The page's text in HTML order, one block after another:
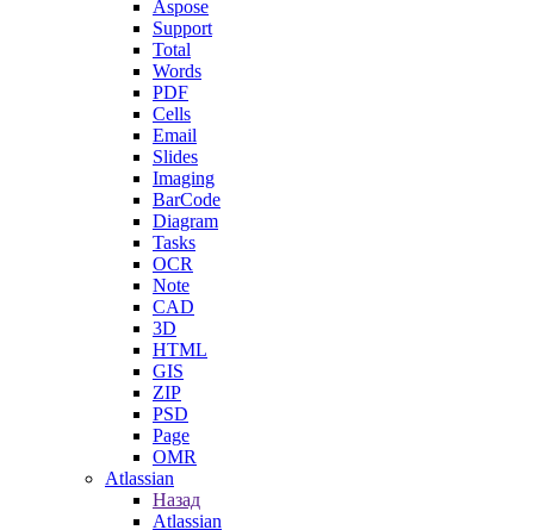
Aspose
Support
Total
Words
PDF
Cells
Email
Slides
Imaging
BarCode
Diagram
Tasks
OCR
Note
CAD
3D
HTML
GIS
ZIP
PSD
Page
OMR
Atlassian
Назад
Atlassian